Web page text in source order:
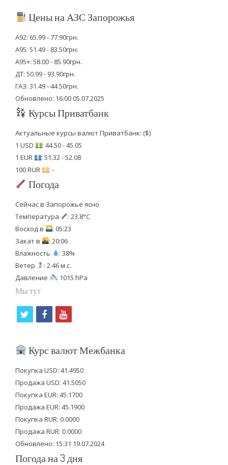
Цены на АЗС Запорожья
А92: 65.99 - 77.90грн.
А95: 51.49 - 83.50грн.
А95+: 58.00 - 85.90грн.
ДТ: 50.99 - 93.90грн.
ГАЗ: 31.49 - 44.50грн.
Обновлено: 16:00 05.07.2025
Курсы Приватбанк
Актуальные курсы валют Приватбанк: ($)
1 USD
: 44.50 - 45.05
1 EUR
: 51.32 - 52.08
100 RUR
: -
Погода
Сейчас в Запорожье ясно
Температура
: 23.8°C
Восход в
: 05:23
Закат в
: 20:06
Влажность
: 38%
Ветер
: 2.46 м.с.
Давление
: 1015 hPa
Мы тут
i
t
e
r
f
b
o
o
k
y
u
b
e
Курс валют Межбанка
Покупка USD: 41.4950
Продажа USD: 41.5050
Покупка EUR: 45.1700
Продажа EUR: 45.1900
Покупка RUR: 0.0000
Продажа RUR: 0.0000
Обновлено: 15:31 19.07.2024
Погода на 3 дня